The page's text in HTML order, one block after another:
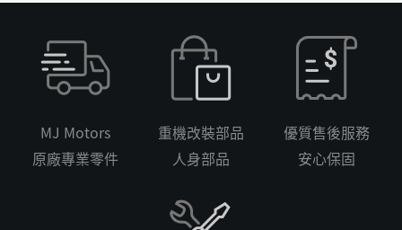
MJ Motors
原廠專業零件
重機改裝部品
人身部品
優質售後服務
安心保固